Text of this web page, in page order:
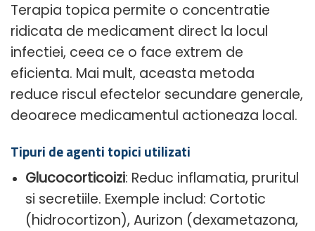
Terapia topica permite o concentratie
ridicata de medicament direct la locul
infectiei, ceea ce o face extrem de
eficienta. Mai mult, aceasta metoda
reduce riscul efectelor secundare generale,
deoarece medicamentul actioneaza local.
Tipuri de agenti topici utilizati
Glucocorticoizi: Reduc inflamatia, pruritul
si secretiile. Exemple includ: Cortotic
(hidrocortizon), Aurizon (dexametazona,